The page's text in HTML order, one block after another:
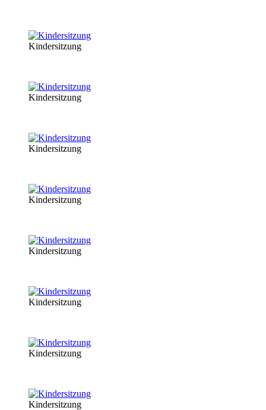
Kindersitzung
Kindersitzung
Kindersitzung
Kindersitzung
Kindersitzung
Kindersitzung
Kindersitzung
Kindersitzung